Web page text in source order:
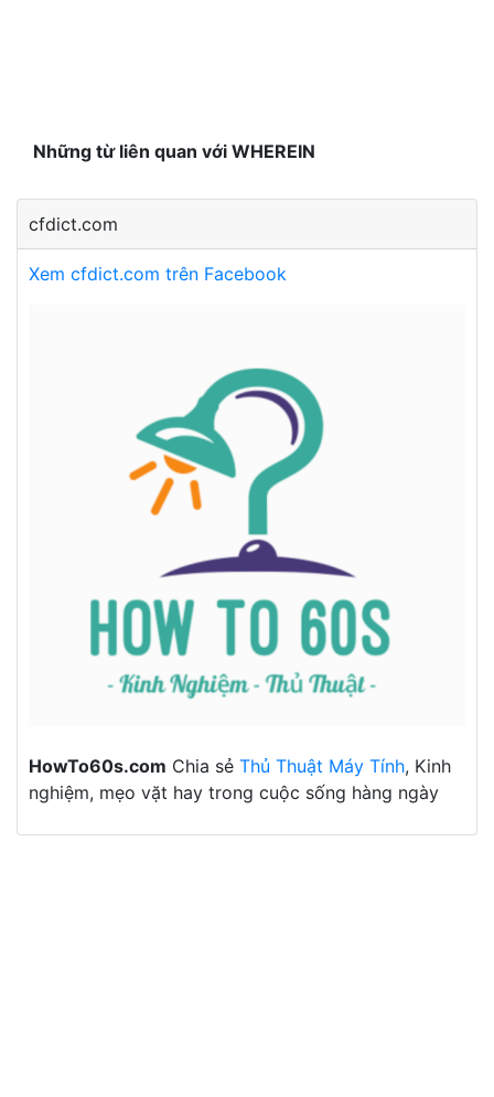
Những từ liên quan với WHEREIN
cfdict.com
Xem cfdict.com trên Facebook
HowTo60s.com Chia sẻ Thủ Thuật Máy Tính, Kinh
nghiệm, mẹo vặt hay trong cuộc sống hàng ngày